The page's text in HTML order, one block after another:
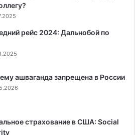
рейс 2024: Дальнобой по
ашваганда запрещена в России
страхование в США: Social